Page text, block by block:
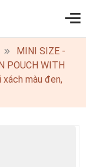
MINI SIZE -
POUCH WITH
xách màu đen,